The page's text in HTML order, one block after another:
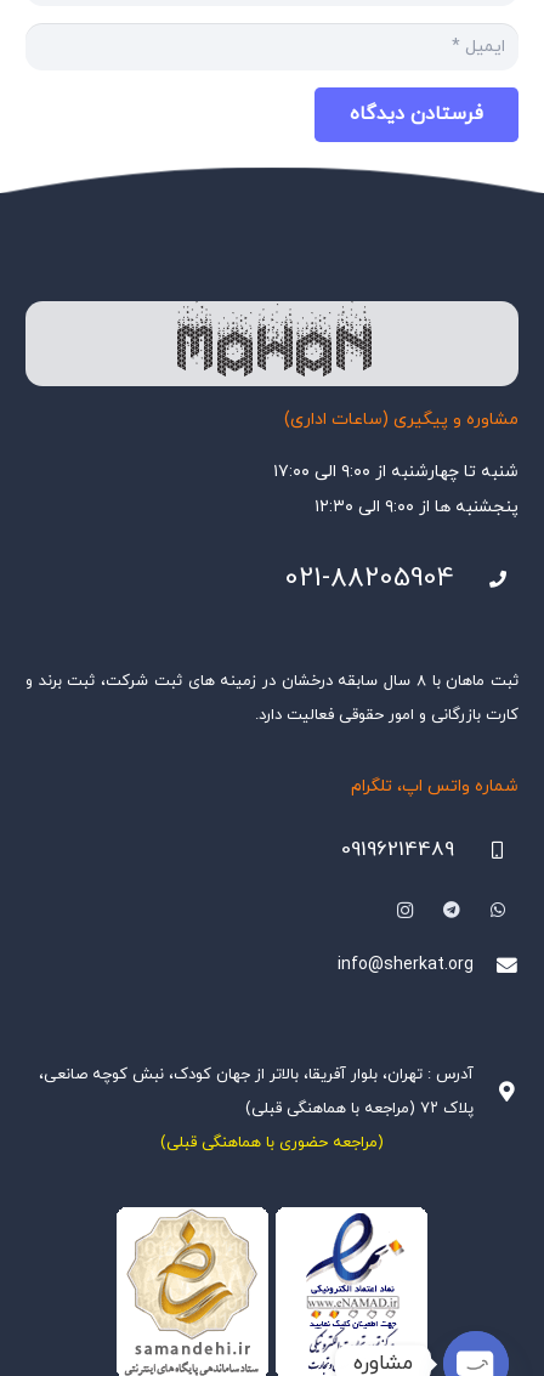
فرستادن دیدگاه
مشاوره و پیگیری (ساعات اداری)
شنبه تا چهارشنبه از ۹:۰۰ الی ۱۷:۰۰
پنجشنبه ها از ۹:۰۰ الی ۱۲:۳۰
021-88205904
ثبت ماهان با ۸ سال سابقه درخشان در زمینه های ثبت شرکت، ثبت برند و
کارت بازرگانی و امور حقوقی فعالیت دارد.
شماره واتس اپ، تلگرام
09196214489
info@sherkat.org
آدرس : تهران، بلوار آفریقا، بالاتر از جهان کودک، نبش کوچه صانعی،
پلاک ۷۲ (مراجعه با هماهنگی قبلی)
(مراجعه حضوری با هماهنگی قبلی)
مشاوره